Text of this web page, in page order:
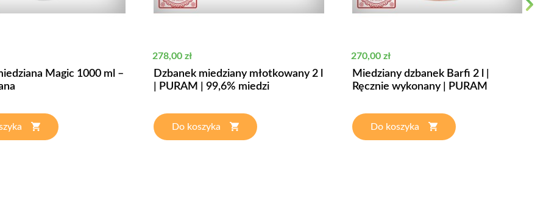
Magic 1000 ml –
Cena
278,00 zł
Dzbanek miedziany młotkowany 2 l
| PURAM | 99,6% miedzi
Do koszyka
Cena
270,00 zł
Miedziany dzbanek Barfi 2 l |
Ręcznie wykonany | PURAM
Do koszyka